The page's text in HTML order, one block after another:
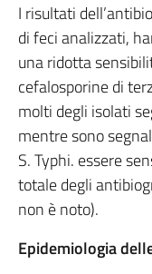
I risultati
di feci analizzati,
una ridotta
cefalosporine di
molti degli isolati
mentre sono
S. Typhi. essere
totale degli
non è noto).
Epidemiologia